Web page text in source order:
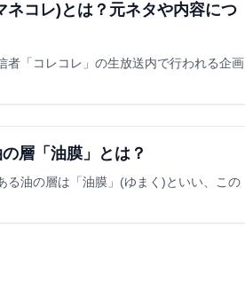
ネコレ)とは？元ネタや内容につ
者「コレコレ」の生放送内で行われる企画
層「油膜」とは？
る油の層は「油膜」(ゆまく)といい、この